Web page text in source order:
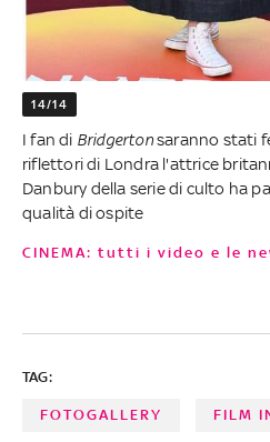
14/14
I fan di Bridgertonsaranno stati
riflettori di Londra l'attrice
Danbury della serie di culto ha
qualità di ospite
CINEMA: tutti i video e le
TAG:
FOTOGALLERY FILM